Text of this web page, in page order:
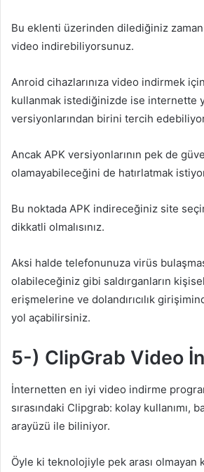
Bu eklenti üzerinden dilediğiniz
video indirebiliyorsunuz.
Anroid cihazlarınıza video indirmek
kullanmak istediğinizde ise internette
versiyonlarından birini tercih
Ancak APK versiyonlarının pek de
olamayabileceğini de hatırlatmak
Bu noktada APK indireceğiniz site
dikkatli olmalısınız.
Aksi halde telefonunuza virüs
olabileceğiniz gibi saldırganların
erişmelerine ve dolandırıcılık
yol açabilirsiniz.
5-) ClipGrab Video
İnternetten en iyi video indirme
sırasındaki Clipgrab: kolay kullanımı,
arayüzü ile biliniyor.
Öyle ki teknolojiyle pek arası olmayan